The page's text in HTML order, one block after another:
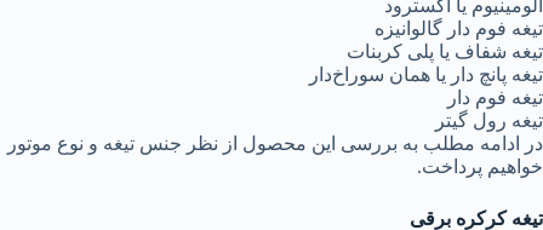
آلومینیوم یا آکسترود
تیغه فوم دار گالوانیزه
تیغه شفاف یا پلی کربنات
تیغه پانچ دار یا همان سوراخ‌دار
تیغه فوم دار
تیغه رول گیتر
در ادامه مطلب به بررسی این محصول از نظر جنس تیغه و نوع موتور
خواهیم پرداخت.
تیغه کرکره برقی